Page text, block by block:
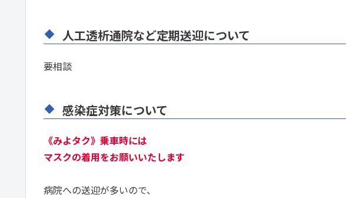
人工透析通院など定期送迎について
要相談
感染症対策について
《みよタク》乗車時には
マスクの着用をお願いいたします
病院への送迎が多いので、